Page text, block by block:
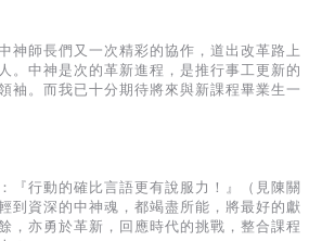
神師長們又一次精彩的協作，道出改革路上
。中神是次的革新進程，是推行事工更新的
袖。而我已十分期待將來與新課程畢業生一
『行動的確比言語更有說服力！』（見陳關
到資深的中神魂，都竭盡所能，將最好的獻
，亦勇於革新，回應時代的挑戰，整合課程